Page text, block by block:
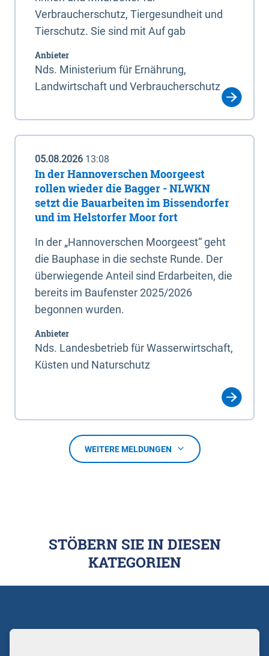
Verbraucherschutz, Tiergesundheit und
Tierschutz. Sie sind mit Auf gab
Anbieter
Nds. Ministerium für Ernährung,
Landwirtschaft und Verbraucherschutz
05.08.2026 13:08
In der Hannoverschen Moorgeest
rollen wieder die Bagger - NLWKN
setzt die Bauarbeiten im Bissendorfer
und im Helstorfer Moor fort
In der „Hannoverschen Moorgeest“ geht
die Bauphase in die sechste Runde. Der
überwiegende Anteil sind Erdarbeiten, die
bereits im Baufenster 2025/2026
begonnen wurden.
Anbieter
Nds. Landesbetrieb für Wasserwirtschaft,
Küsten und Naturschutz
WEITERE MELDUNGEN
STÖBERN SIE IN DIESEN
KATEGORIEN